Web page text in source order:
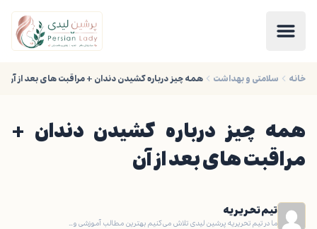
خانه سلامتی و بهداشت همه چیز درباره کشیدن دندان + مراقبت های بعد از آن
همه چیز درباره کشیدن دندان +
مراقبت های بعد از آن
تیم تحریریه
ما در تیم تحریریه پرشین لیدی تلاش می‌کنیم بهترین مطالب آموزشی و…